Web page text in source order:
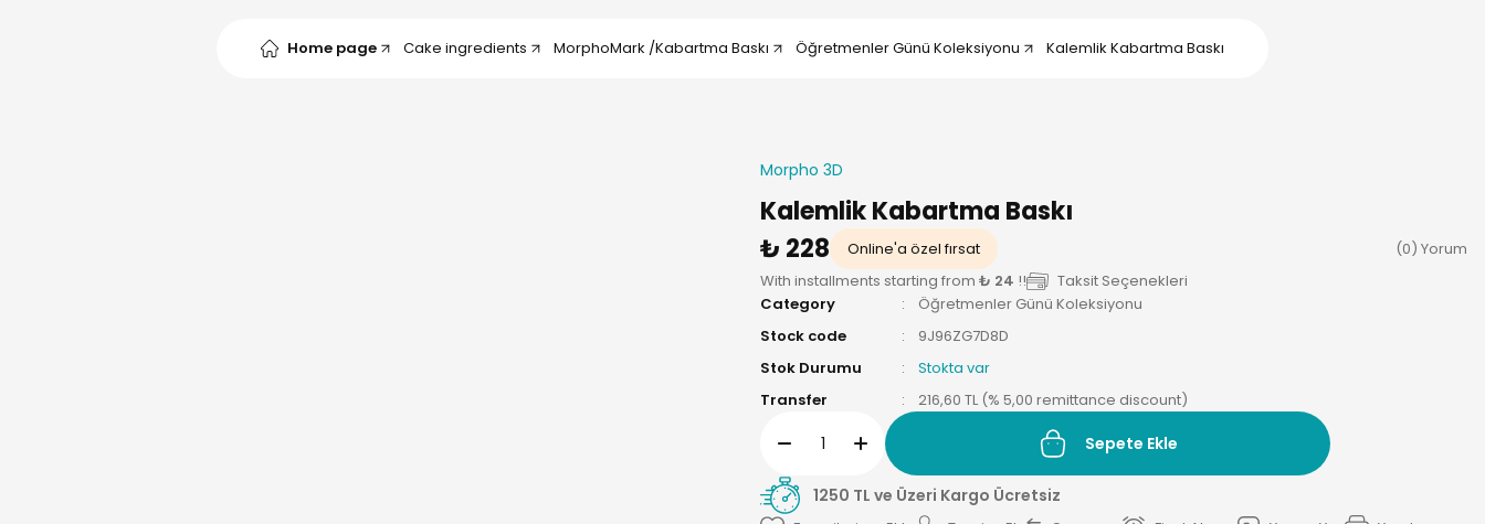
Home page Cake ingredients MorphoMark /Kabartma Baskı Öğretmenler Günü Koleksiyonu Kalemlik Kabartma Baskı
Morpho 3D
Kalemlik Kabartma Baskı
₺ 228
Online'a özel fırsat
(0) Yorum
With installments starting from ₺ 24 !!
Taksit Seçenekleri
Category
Öğretmenler Günü Koleksiyonu
Stock code
9J96ZG7D8D
Stok Durumu
Stokta var
Transfer
216,60 TL (% 5,00 remittance discount)
Sepete Ekle
1250 TL ve Üzeri Kargo Ücretsiz